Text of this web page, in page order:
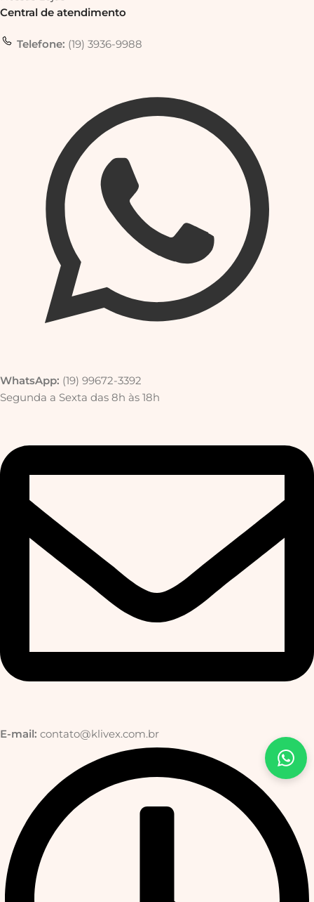
Central de atendimento
Telefone: (19) 3936-9988
WhatsApp: (19) 99672-3392
Segunda a Sexta das 8h às 18h
E-mail: contato@klivex.com.br